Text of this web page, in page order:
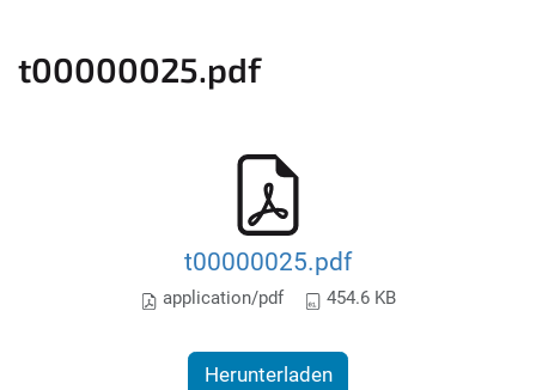
t00000025.pdf
t00000025.pdf
application/pdf 454.6 KB
Herunterladen